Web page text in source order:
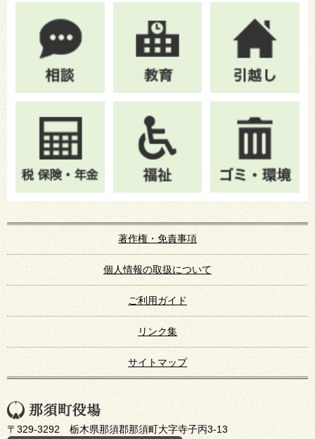
著作権・免責事項
個人情報の取扱について
ご利用ガイド
リンク集
サイトマップ
〒329-3292 栃木県那須郡那須町大字寺子丙3-13